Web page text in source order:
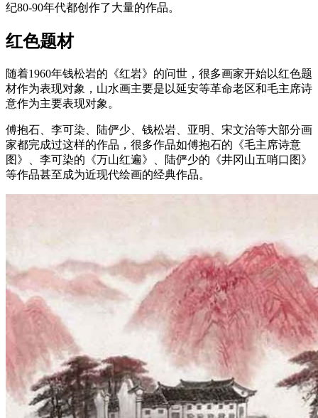
纪80-90年代都创作了大量的作品。
红色题材
随着1960年钱松岩的《红岩》的问世，很多画家开始以红色题
材作为表现对象，山水画主要是以延安等革命老区和毛主席诗
意作为主要表现对象。
傅抱石、李可染、陆俨少、钱松岩、亚明、宋文治等大部分画
家都完成过这样的作品，很多作品如傅抱石的《毛主席诗意
图》、李可染的《万山红遍》、陆俨少的《井冈山五哨口图》
等作品甚至成为近现代绘画的经典作品。